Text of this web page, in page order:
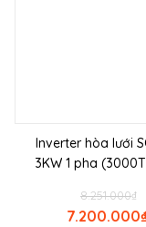
Inverter hòa lưới
3KW 1 pha
₫
8.251.000
7.200.000